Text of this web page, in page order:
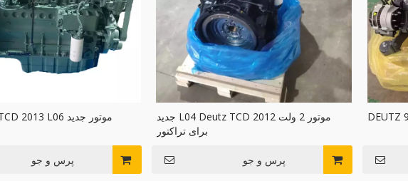
موتور 2 ولت L04 Deutz TCD 2012 جدید
برای تراکتور
پرس و جو پرس و جو